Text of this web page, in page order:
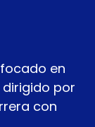
en
dirigido por
con